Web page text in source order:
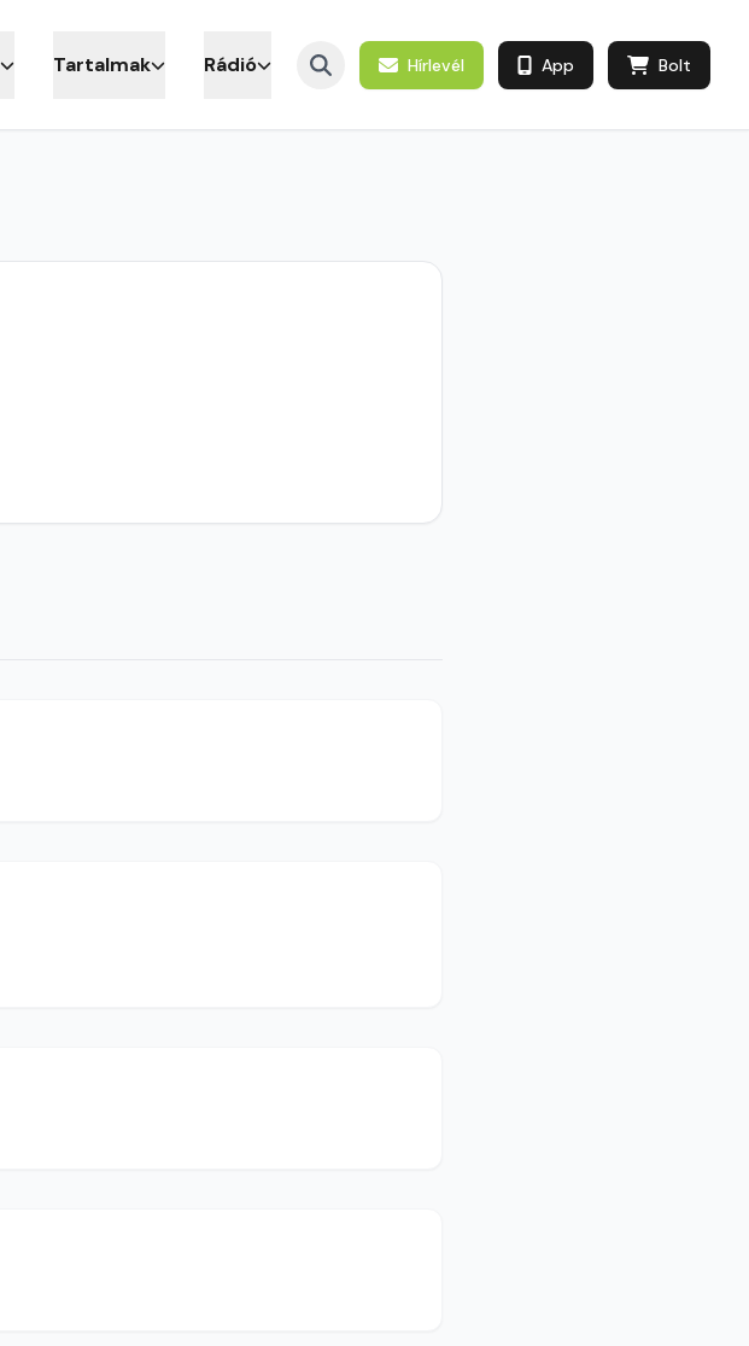
Tartalmak Rádió Hírlevél App Bolt